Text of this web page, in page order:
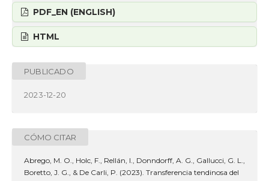
PDF_EN (ENGLISH)
HTML
PUBLICADO
2023-12-20
CÓMO CITAR
Abrego, M. O., Holc, F., Rellán, I., Donndorff, A. G., Gallucci, G. L.,
Boretto, J. G., & De Carli, P. (2023). Transferencia tendinosa del